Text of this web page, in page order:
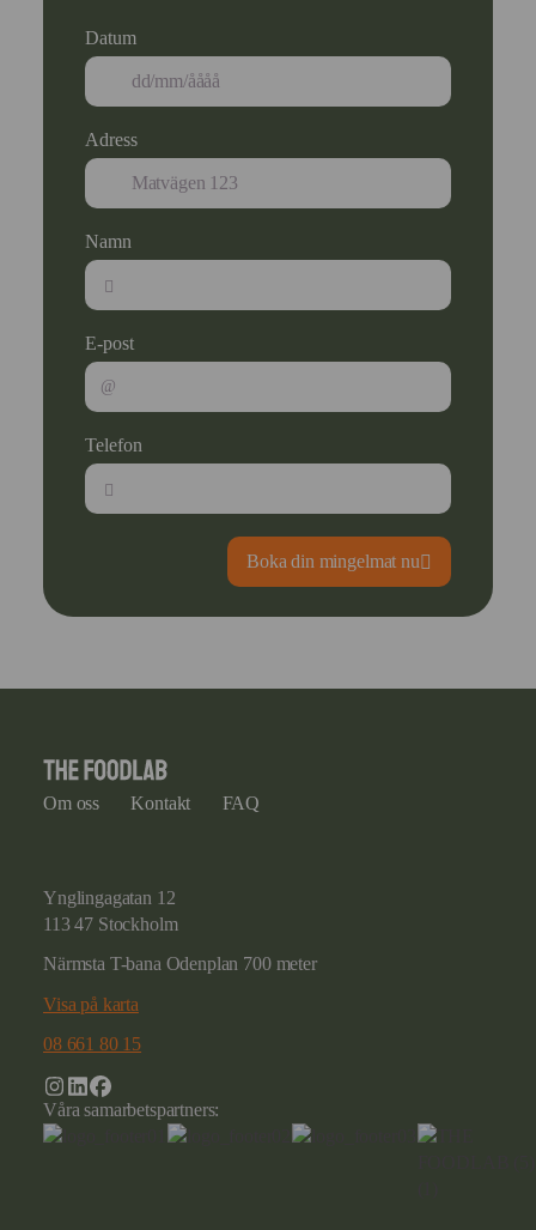
Datum
Adress
Namn
E-post
Telefon
Boka din mingelmat nu
Om oss Kontakt FAQ
Ynglingagatan 12
113 47 Stockholm
Närmsta T-bana Odenplan 700 meter
Visa på karta
08 661 80 15
Våra samarbetspartners: